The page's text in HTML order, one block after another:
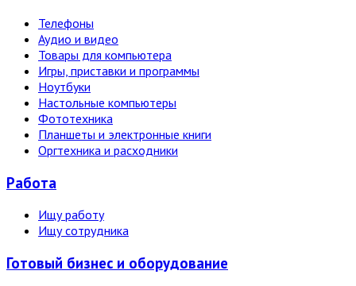
Телефоны
Аудио и видео
Товары для компьютера
Игры, приставки и программы
Ноутбуки
Настольные компьютеры
Фототехника
Планшеты и электронные книги
Оргтехника и расходники
Работа
Ищу работу
Ищу сотрудника
Готовый бизнес и оборудование